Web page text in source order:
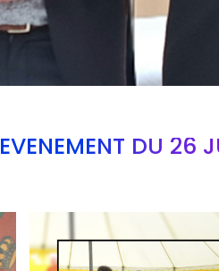
EVÉNEMENT DU 26
ARMCHAIR